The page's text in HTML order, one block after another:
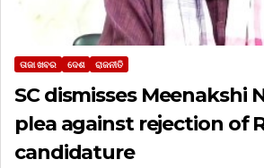
ତାଜା ଖବର ଦେଶ ରାଜନୀତି
SC dismisses Meenakshi
plea against rejection of
candidature